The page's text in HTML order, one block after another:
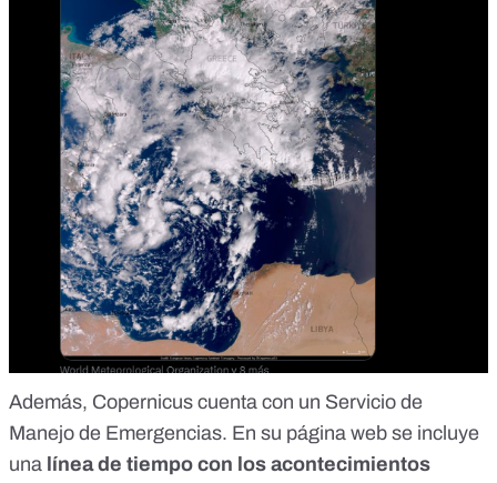
Además, Copernicus cuenta con un Servicio de
Manejo de Emergencias. En su página web se incluye
una línea de tiempo con los acontecimientos